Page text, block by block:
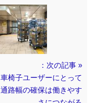
：次の記事 »
車椅子ユーザーにとって
通路幅の確保は働きやす